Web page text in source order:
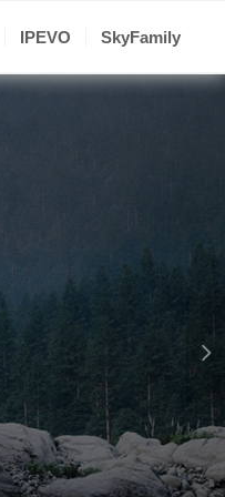
IPEVO SkyFamily
下一頁